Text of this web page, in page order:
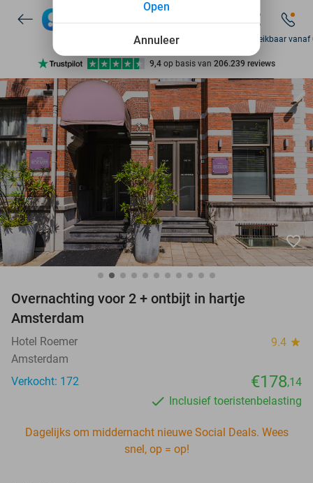
7 dagen per week beschikbaar
10+ miljoen leden
9,4 op basis van 206.239 reviews
Ontdek 15.000+ deals
7 dagen per week beschikbaar
10+ miljoen leden
Zo bereikbaar
favorite_border
Overnachting voor 2 + ontbijt in hartje
Amsterdam
Hotel Roemer 9.4 star
Amsterdam
Verkocht: 172
€178,14
Inclusief toeristenbelasting
Dagelijks om middernacht nieuwe Social Deals. Wees
snel, op = op!
Annuleer
Open